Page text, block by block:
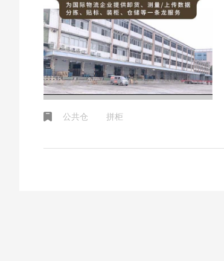
公共仓 拼柜